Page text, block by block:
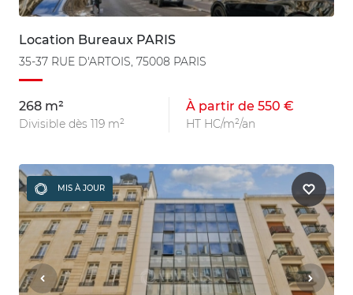
Location Bureaux PARIS
35-37 RUE D'ARTOIS, 75008 PARIS
268 m²
Divisible dès 119 m²
À partir de 550 €
HT HC/m²/an
MIS À JOUR